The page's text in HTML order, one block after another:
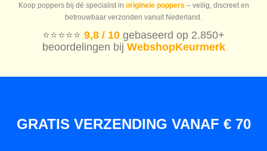
Koop poppers bij dé specialist in originele poppers – veilig, discreet en
betrouwbaar verzonden vanuit Nederland.
⭐️⭐️⭐️⭐️⭐️ 9,8 / 10 gebaseerd op 2.850+
beoordelingen bij WebshopKeurmerk
GRATIS VERZENDING VANAF € 70